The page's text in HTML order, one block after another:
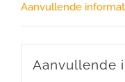
Aanvullende
Aanvullende